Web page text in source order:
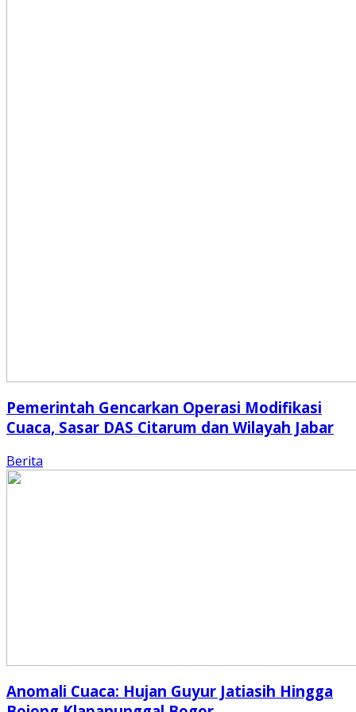
Pemerintah Gencarkan Operasi Modifikasi
Cuaca, Sasar DAS Citarum dan Wilayah Jabar
Berita
Anomali Cuaca: Hujan Guyur Jatiasih Hingga